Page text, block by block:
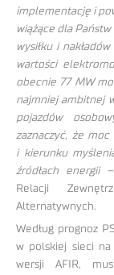
implementację i
wiążące dla Państw
wysiłku i
wartości
obecnie 77 MW
najmniej ambitnej
pojazdów
zaznaczyć, że
i kierunku
źródłach energii –
Relacji
Alternatywnych.
Według prognoz
w polskiej sieci na
wersji AFIR,